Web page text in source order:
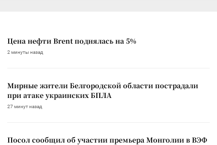
Цена нефти Brent поднялась на 5%
2 минуты назад
Мирные жители Белгородской области пострадали
при атаке украинских БПЛА
27 минут назад
Посол сообщил об участии премьера Монголии в ВЭФ